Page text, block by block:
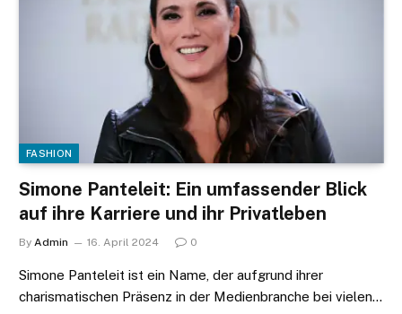
FASHION
Simone Panteleit: Ein umfassender Blick
auf ihre Karriere und ihr Privatleben
By Admin 16. April 2024 0
Simone Panteleit ist ein Name, der aufgrund ihrer
charismatischen Präsenz in der Medienbranche bei vielen…